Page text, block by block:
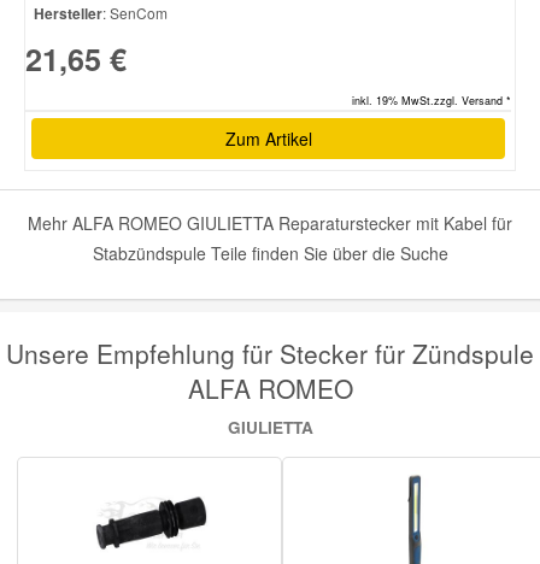
Hersteller: SenCom
21,65 €
inkl. 19% MwSt.zzgl. Versand *
Zum Artikel
Mehr ALFA ROMEO GIULIETTA Reparaturstecker mit Kabel für
Stabzündspule Teile finden Sie über die Suche
Unsere Empfehlung für Stecker für Zündspule
ALFA ROMEO
GIULIETTA
Skoda Ersatzteile
Suzuki Ersatzteile
Toyota Ersatzteile
Volvo Ersatzteile